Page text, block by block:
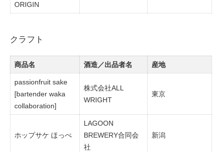
ORIGIN
クラフト
商品名 酒造／出品者名 産地
passionfruit sake
[bartender waka
collaboration]
株式会社ALL
WRIGHT
東京
ホップサケ ほっぺ
LAGOON
BREWERY合同会
社
新潟